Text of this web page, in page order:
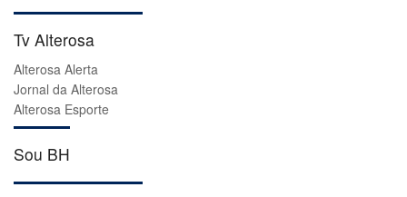
Tv Alterosa
Alterosa Alerta
Jornal da Alterosa
Alterosa Esporte
Sou BH